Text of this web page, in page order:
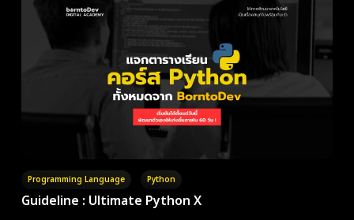
Programming Language Python
Guideline : Ultimate Python X